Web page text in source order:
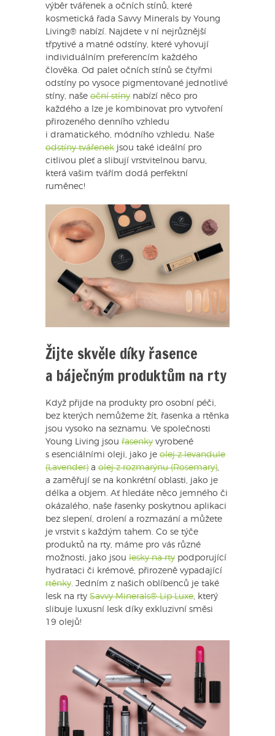
výběr tvářenek a očních stínů, které
kosmetická řada Savvy Minerals by Young
Living® nabízí. Najdete v ní nejrůznější
třpytivé a matné odstíny, které vyhovují
individuálním preferencím každého
člověka. Od palet očních stínů se čtyřmi
odstíny po vysoce pigmentované jednotlivé
stíny, naše oční stíny nabízí něco pro
každého a lze je kombinovat pro vytvoření
přirozeného denního vzhledu
i dramatického, módního vzhledu. Naše
odstíny tvářenek jsou také ideální pro
citlivou pleť a slibují vrstvitelnou barvu,
která vašim tvářím dodá perfektní
ruměnec!
Žijte skvěle díky řasence
a báječným produktům na rty
Když přijde na produkty pro osobní péči,
bez kterých nemůžeme žít, řasenka a rtěnka
jsou vysoko na seznamu. Ve společnosti
Young Living jsou řasenky vyrobené
s esenciálními oleji, jako je olej z levandule
(Lavender) a olej z rozmarýnu (Rosemary),
a zaměřují se na konkrétní oblasti, jako je
délka a objem. Ať hledáte něco jemného či
okázalého, naše řasenky poskytnou aplikaci
bez slepení, drolení a rozmazání a můžete
je vrstvit s každým tahem. Co se týče
produktů na rty, máme pro vás různé
možnosti, jako jsou lesky na rty podporující
hydrataci či krémové, přirozeně vypadající
rtěnky. Jedním z našich oblíbenců je také
lesk na rty Savvy Minerals® Lip Luxe, který
slibuje luxusní lesk díky exkluzivní směsi
19 olejů!